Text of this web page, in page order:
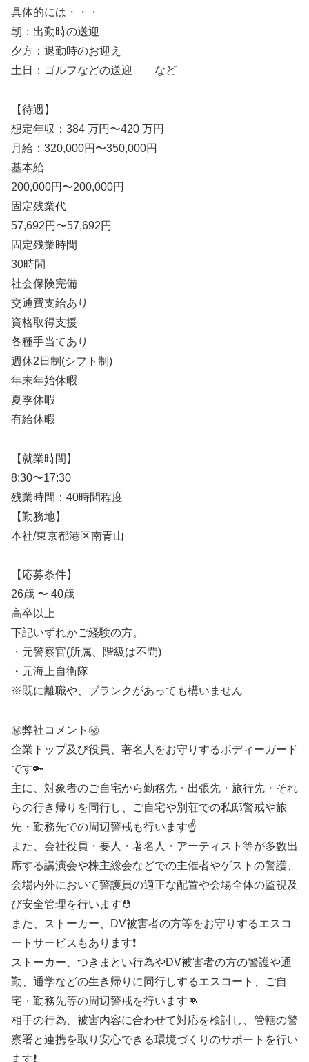
具体的には・・・
朝：出勤時の送迎
夕方：退勤時のお迎え
土日：ゴルフなどの送迎 など
【待遇】
想定年収：384 万円〜420 万円
月給：320,000円〜350,000円
基本給
200,000円〜200,000円
固定残業代
57,692円〜57,692円
固定残業時間
30時間
社会保険完備
交通費支給あり
資格取得支援
各種手当てあり
週休2日制(シフト制)
年末年始休暇
夏季休暇
有給休暇
【就業時間】
8:30〜17:30
残業時間：40時間程度
【勤務地】
本社/東京都港区南青山
【応募条件】
26歳 〜 40歳
高卒以上
下記いずれかご経験の方。
・元警察官(所属、階級は不問)
・元海上自衛隊
※既に離職や、ブランクがあっても構いません
㊙️弊社コメント㊙️
企業トップ及び役員、著名人をお守りするボディーガード
です🔑
主に、対象者のご自宅から勤務先・出張先・旅行先・それ
らの行き帰りを同行し、ご自宅や別荘での私邸警戒や旅
先・勤務先での周辺警戒も行います☝️
また、会社役員・要人・著名人・アーティスト等が多数出
席する講演会や株主総会などでの主催者やゲストの警護、
会場内外において警護員の適正な配置や会場全体の監視及
び安全管理を行います⛑️
また、ストーカー、DV被害者の方等をお守りするエスコ
ートサービスもあります❗
ストーカー、つきまとい行為やDV被害者の方の警護や通
勤、通学などの生き帰りに同行しするエスコート、ご自
宅・勤務先等の周辺警戒を行います👊
相手の行為、被害内容に合わせて対応を検討し、管轄の警
察署と連携を取り安心できる環境づくりのサポートを行い
ます❗